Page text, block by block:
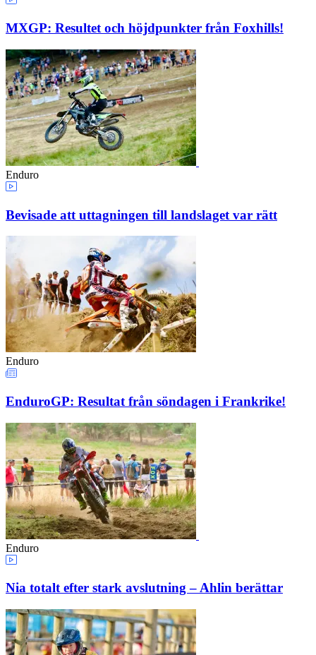
MXGP: Resultet och höjdpunkter från Foxhills!
Enduro
Bevisade att uttagningen till landslaget var rätt
Enduro
EnduroGP: Resultat från söndagen i Frankrike!
Enduro
Nia totalt efter stark avslutning – Ahlin berättar